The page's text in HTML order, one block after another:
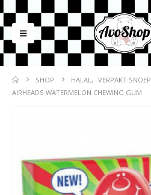
SHOP HALAL,
VERPAKT SNOEP
AIRHEADS WATERMELON CHEWING GUM